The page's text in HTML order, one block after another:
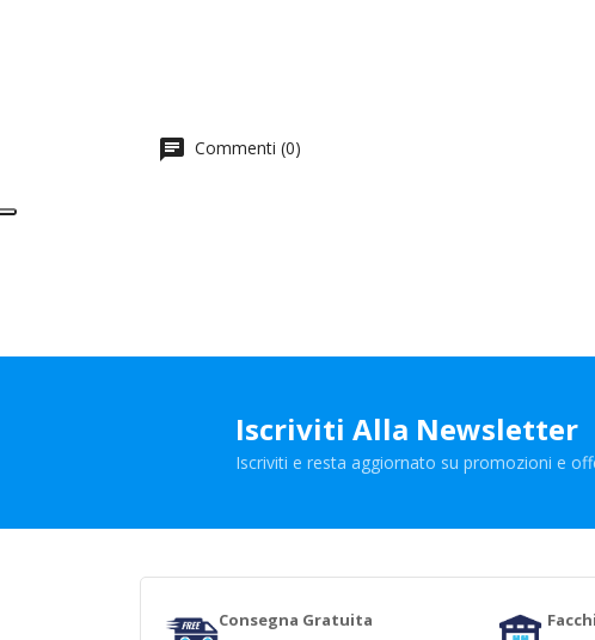
Commenti (0)
Iscriviti Alla Newsletter
Iscriviti e resta aggiornato su promozioni e
Consegna Gratuita